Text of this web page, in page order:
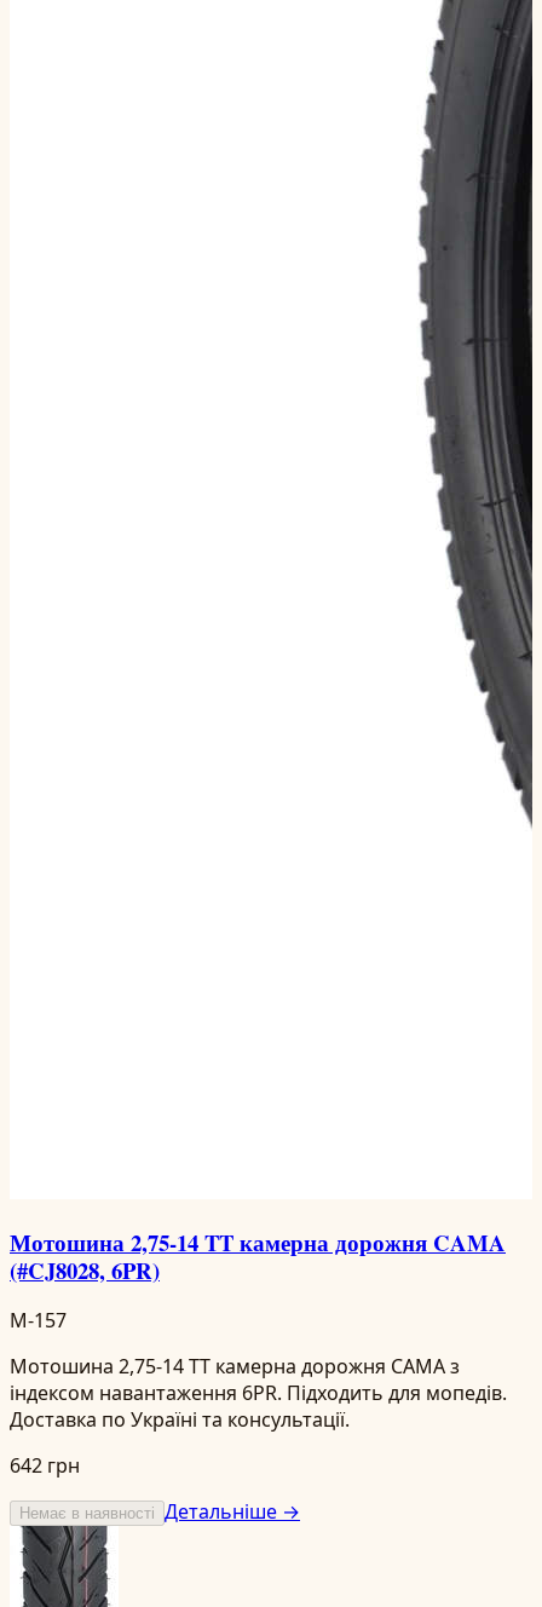
Мотошина 2,75-14 TT камерна дорожня CAMA
(#CJ8028, 6PR)
M-157
Мотошина 2,75-14 TT камерна дорожня CAMA з
індексом навантаження 6PR. Підходить для мопедів.
Доставка по Україні та консультації.
642 грн
Немає в наявності Детальніше →